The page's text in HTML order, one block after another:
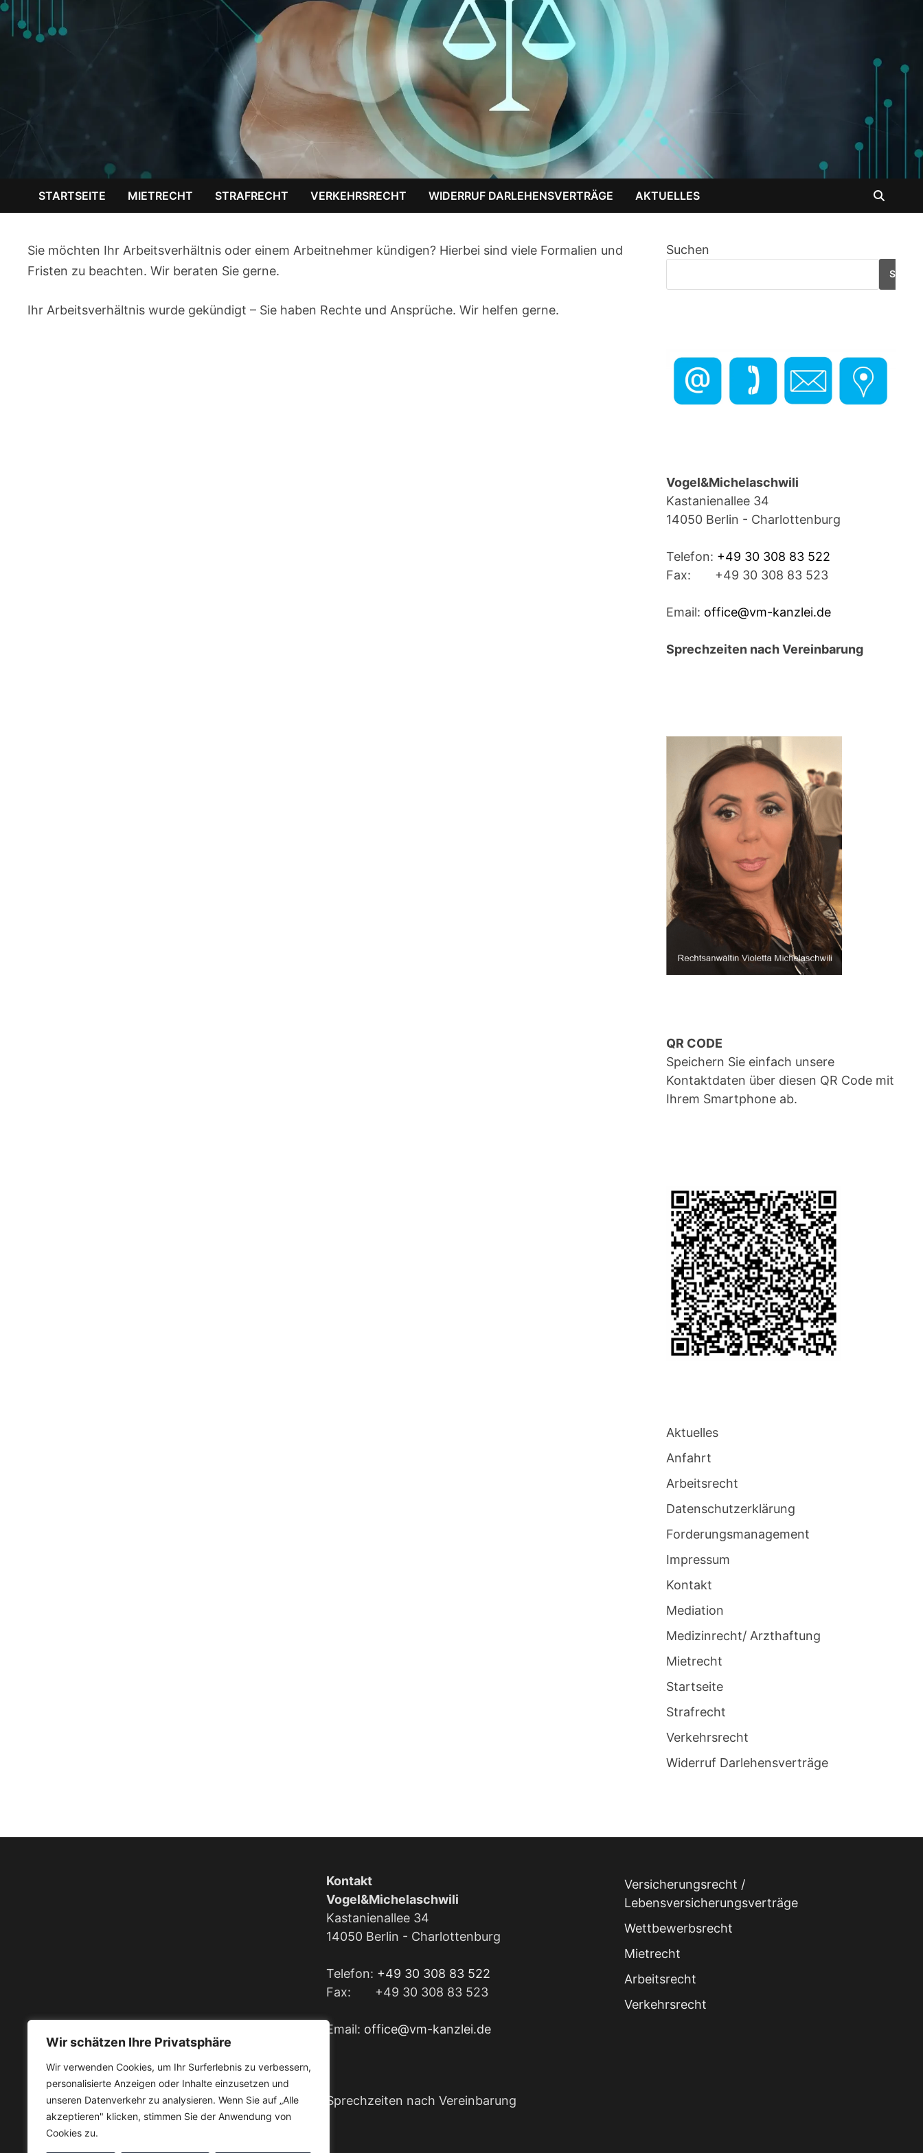
Wir schätzen Ihre Privatsphäre
Wir verwenden Cookies, um Ihr Surferlebnis zu verbessern,
personalisierte Anzeigen oder Inhalte einzusetzen und
unseren Datenverkehr zu analysieren. Wenn Sie auf „Alle
akzeptieren" klicken, stimmen Sie der Anwendung von
Cookies zu.
STARTSEITE MIETRECHT STRAFRECHT VERKEHRSRECHT WIDERRUF DARLEHENSVERTRÄGE AKTUELLES
Sie möchten Ihr Arbeitsverhältnis oder einem Arbeitnehmer kündigen? Hierbei sind viele Formalien und
Fristen zu beachten. Wir beraten Sie gerne.
Ihr Arbeitsverhältnis wurde gekündigt – Sie haben Rechte und Ansprüche. Wir helfen gerne.
Suchen
Vogel&Michelaschwili
Kastanienallee 34
14050 Berlin - Charlottenburg
Telefon: +49 30 308 83 522
Fax: +49 30 308 83 523
Email: office@vm-kanzlei.de
Sprechzeiten nach Vereinbarung
QR CODE
Speichern Sie einfach unsere
Kontaktdaten über diesen QR Code mit
Ihrem Smartphone ab.
Aktuelles
Anfahrt
Arbeitsrecht
Datenschutzerklärung
Forderungsmanagement
Impressum
Kontakt
Mediation
Medizinrecht/ Arzthaftung
Mietrecht
Startseite
Strafrecht
Verkehrsrecht
Widerruf Darlehensverträge
Kontakt
Vogel&Michelaschwili
Kastanienallee 34
14050 Berlin - Charlottenburg
Telefon: +49 30 308 83 522
Fax: +49 30 308 83 523
Email: office@vm-kanzlei.de
Sprechzeiten nach Vereinbarung
Versicherungsrecht /
Lebensversicherungsverträge
Wettbewerbsrecht
Mietrecht
Arbeitsrecht
Verkehrsrecht